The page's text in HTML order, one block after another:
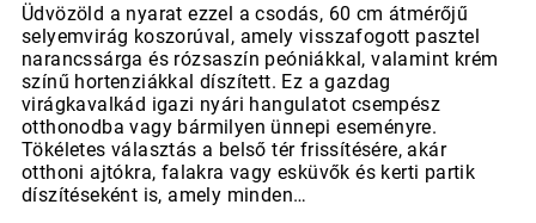
Üdvözöld a nyarat ezzel a csodás, 60 cm átmérőjű
selyemvirág koszorúval, amely visszafogott pasztel
narancssárga és rózsaszín peóniákkal, valamint krém
színű hortenziákkal díszített. Ez a gazdag
virágkavalkád igazi nyári hangulatot csempész
otthonodba vagy bármilyen ünnepi eseményre.
Tökéletes választás a belső tér frissítésére, akár
otthoni ajtókra, falakra vagy esküvők és kerti partik
díszítéseként is, amely minden…